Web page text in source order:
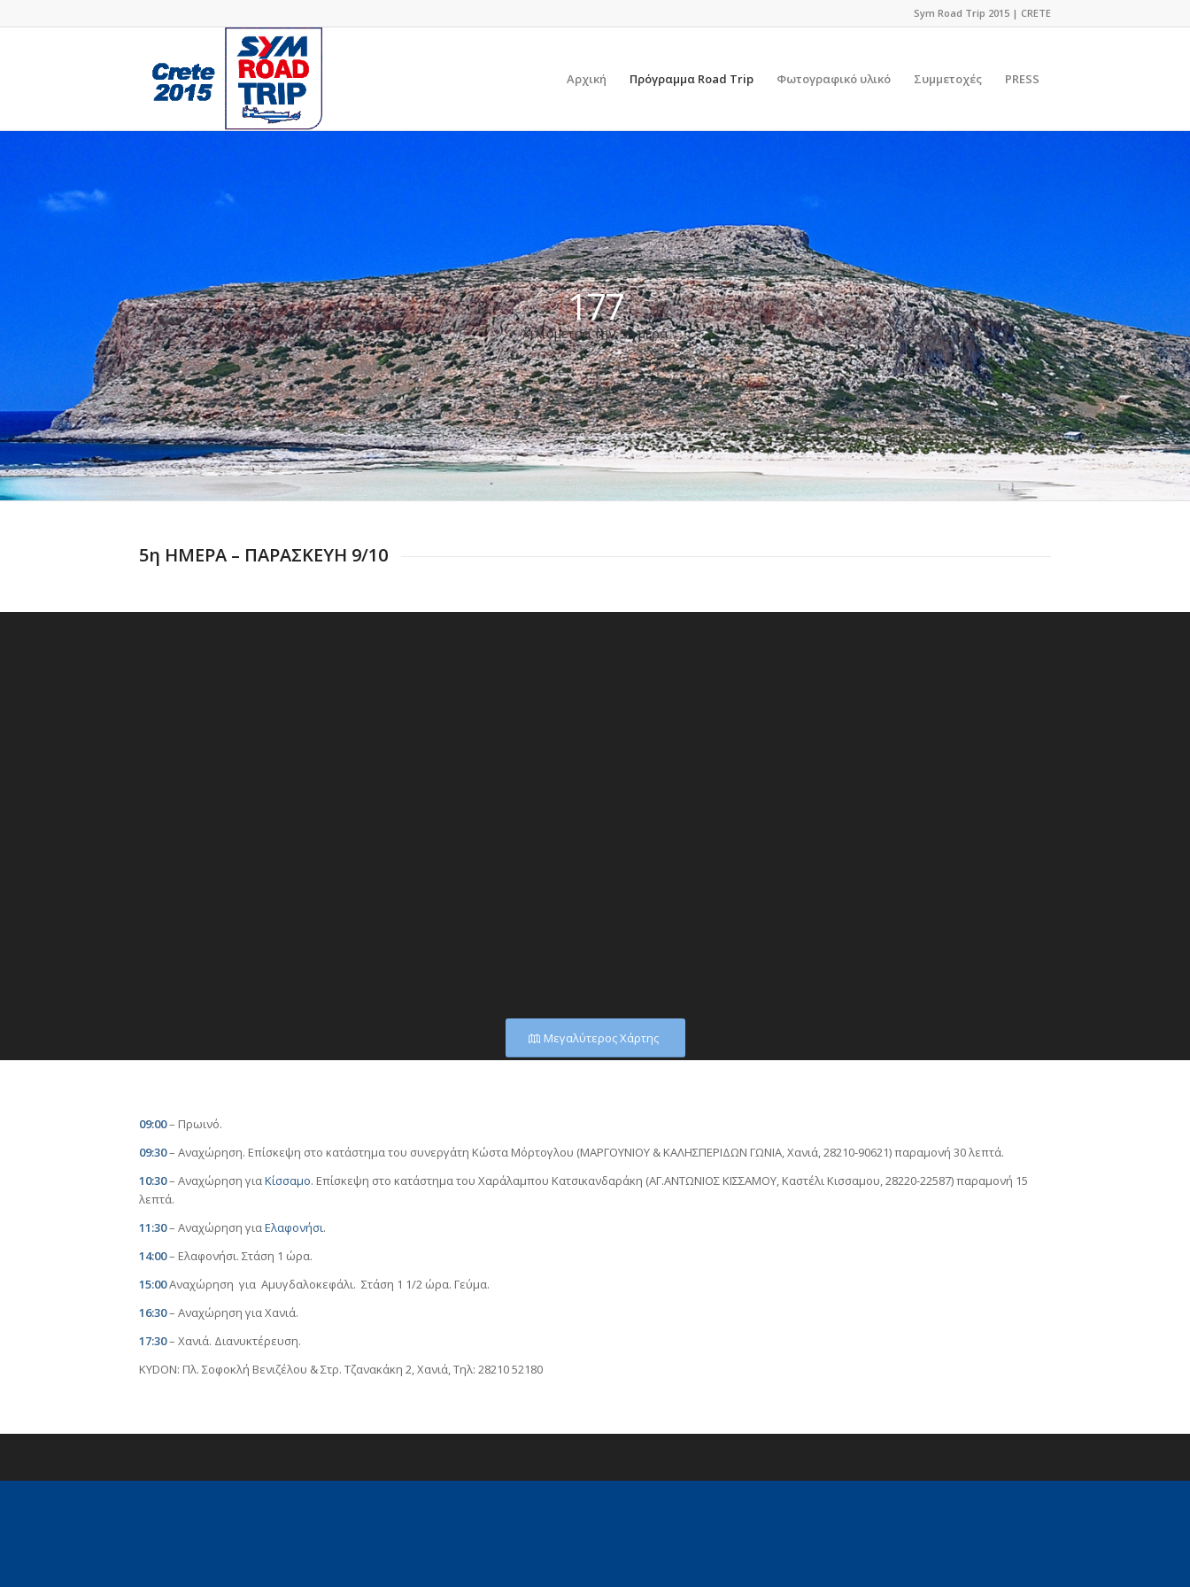
Sym Road Trip 2015 | CRETE
Αρχική Πρόγραμμα Road Trip Φωτογραφικό υλικό Συμμετοχές PRESS
177
Χιλιόμετρα την 5η μέρα
5η ΗΜΕΡΑ – ΠΑΡΑΣΚΕΥΗ 9/10
Μεγαλύτερος Χάρτης
09:00– Πρωινό.
09:30– Αναχώρηση. Επίσκεψη στo κατάστημα του συνεργάτη Κώστα Μόρτογλου (ΜΑΡΓΟΥΝΙΟΥ & ΚΑΛΗΣΠΕΡΙΔΩΝ ΓΩΝΙΑ, Χανιά, 28210-90621) παραμονή 30 λεπτά.
10:30– Αναχώρηση γιαΚίσσαμο. Επίσκεψη στο κατάστημα του Χαράλαμπου Κατσικανδαράκη (ΑΓ.ΑΝΤΩΝΙΟΣ ΚΙΣΣΑΜΟΥ, Καστέλι Κισσαμου, 28220-22587) παραμονή 15
λεπτά.
11:30– Αναχώρηση γιαΕλαφονήσι.
14:00– Ελαφονήσι. Στάση 1 ώρα.
15:00Αναχώρηση για Αμυγδαλοκεφάλι. Στάση 1 1/2 ώρα. Γεύμα.
16:30– Αναχώρηση για Χανιά.
17:30– Χανιά. Διανυκτέρευση.
KYDON: Πλ. Σοφοκλή Βενιζέλου & Στρ. Τζανακάκη 2, Χανιά, Τηλ: 28210 52180